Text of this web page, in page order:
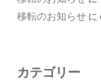
移転のお知らせ に
カテゴリー